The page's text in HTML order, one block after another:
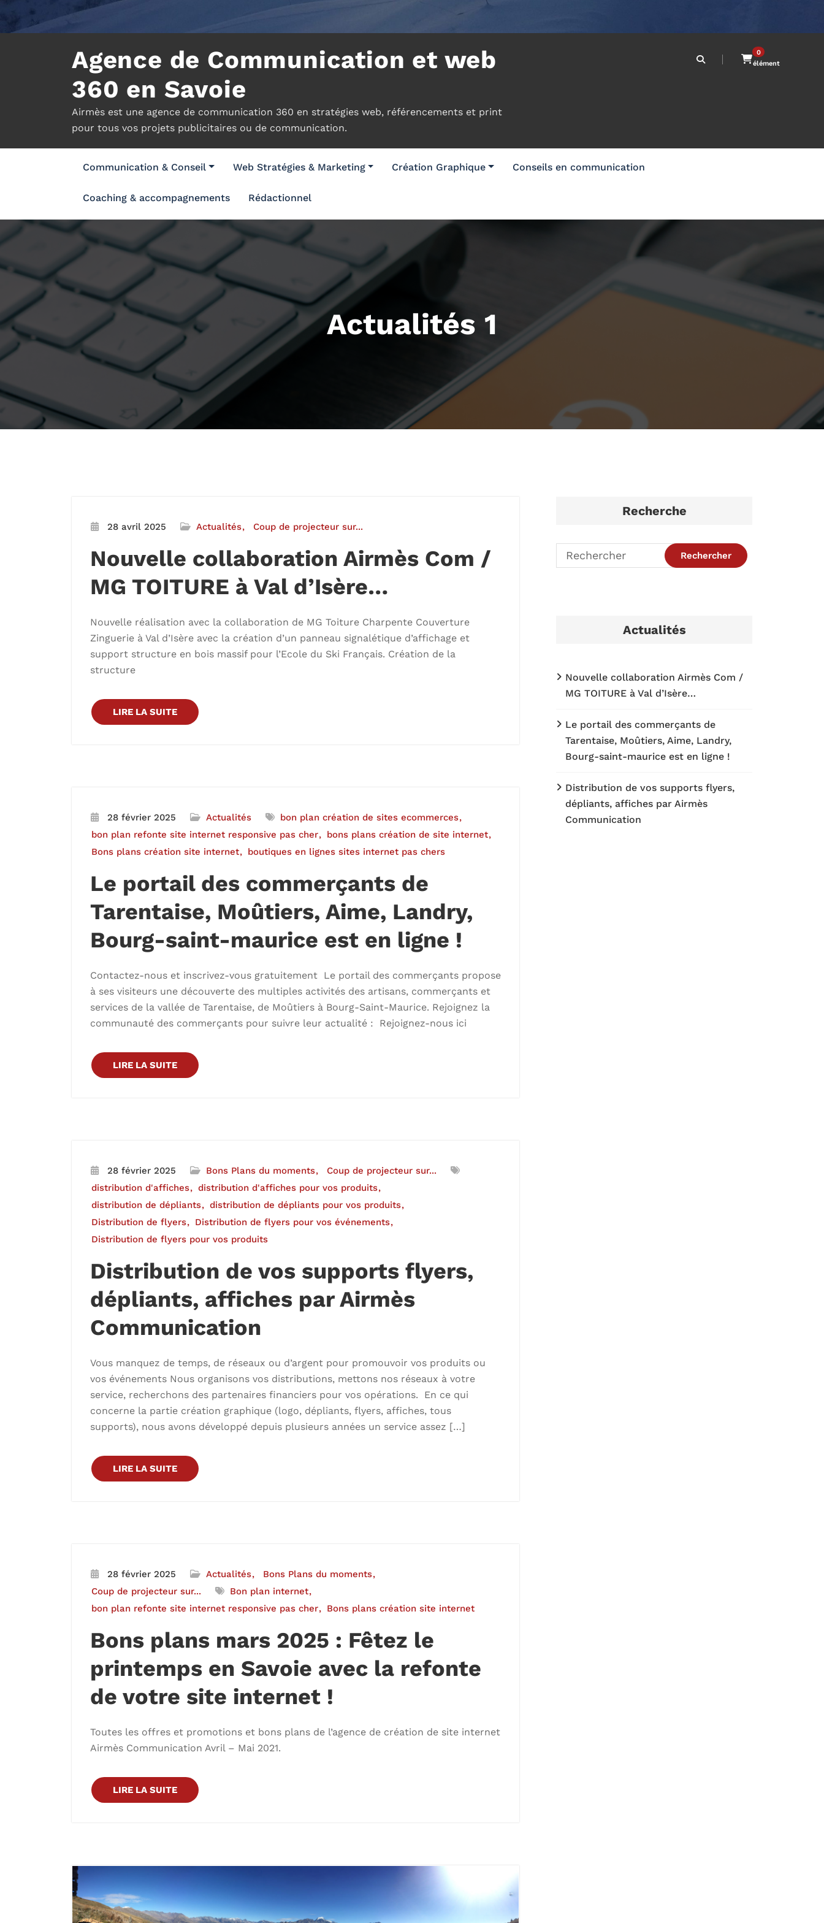
Agence de Communication et web
360 en Savoie
Airmès est une agence de communication 360 en stratégies web, référencements et print
pour tous vos projets publicitaires ou de communication.
0
élément
Communication & Conseil Web Stratégies & Marketing Création Graphique Conseils en communication
Coaching & accompagnements Rédactionnel
Actualités 1
28 avril 2025 Actualités Coup de projecteur sur...
Nouvelle collaboration Airmès Com /
MG TOITURE à Val d’Isère…
Nouvelle réalisation avec la collaboration de MG Toiture Charpente Couverture
Zinguerie à Val d’Isère avec la création d’un panneau signalétique d’affichage et
support structure en bois massif pour l’Ecole du Ski Français. Création de la
structure
LIRE LA SUITE
28 février 2025 Actualités
bon plan création de sites ecommerces
bon plan refonte site internet responsive pas cher
bons plans création de site internet
Bons plans création site internet
boutiques en lignes sites internet pas chers
Le portail des commerçants de
Tarentaise, Moûtiers, Aime, Landry,
Bourg-saint-maurice est en ligne !
Contactez-nous et inscrivez-vous gratuitement Le portail des commerçants propose
à ses visiteurs une découverte des multiples activités des artisans, commerçants et
services de la vallée de Tarentaise, de Moûtiers à Bourg-Saint-Maurice. Rejoignez la
communauté des commerçants pour suivre leur actualité : Rejoignez-nous ici
LIRE LA SUITE
28 février 2025 Bons Plans du moments
Coup de projecteur sur...
distribution d'affiches
distribution d'affiches pour vos produits
distribution de dépliants
distribution de dépliants pour vos produits
Distribution de flyers
Distribution de flyers pour vos événements
Distribution de flyers pour vos produits
Distribution de vos supports flyers,
dépliants, affiches par Airmès
Communication
Vous manquez de temps, de réseaux ou d’argent pour promouvoir vos produits ou
vos événements Nous organisons vos distributions, mettons nos réseaux à votre
service, recherchons des partenaires financiers pour vos opérations. En ce qui
concerne la partie création graphique (logo, dépliants, flyers, affiches, tous
supports), nous avons développé depuis plusieurs années un service assez […]
LIRE LA SUITE
28 février 2025 Actualités
Bons Plans du moments
Coup de projecteur sur...
Bon plan internet
bon plan refonte site internet responsive pas cher
Bons plans création site internet
Bons plans mars 2025 : Fêtez le
printemps en Savoie avec la refonte
de votre site internet !
Toutes les offres et promotions et bons plans de l’agence de création de site internet
Airmès Communication Avril – Mai 2021.
LIRE LA SUITE
Recherche
Actualités
Nouvelle collaboration Airmès Com /
MG TOITURE à Val d’Isère…
Le portail des commerçants de
Tarentaise, Moûtiers, Aime, Landry,
Bourg-saint-maurice est en ligne !
Distribution de vos supports flyers,
dépliants, affiches par Airmès
Communication